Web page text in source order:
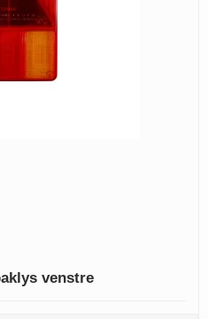
venstre